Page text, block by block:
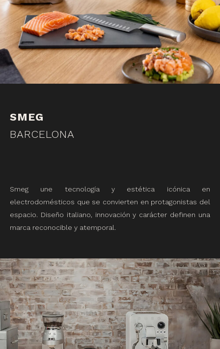
SMEG
BARCELONA
Smeg une tecnología y estética icónica en
electrodomésticos que se convierten en protagonistas del
espacio. Diseño italiano, innovación y carácter definen una
marca reconocible y atemporal.